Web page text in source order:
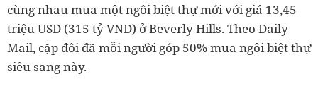
cùng nhau mua một ngôi biệt thự mới với giá 13,45
triệu USD (315 tỷ VND) ở Beverly Hills. Theo Daily
Mail, cặp đôi đã mỗi người góp 50% mua ngôi biệt thự
siêu sang này.